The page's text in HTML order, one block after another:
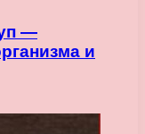
—
и